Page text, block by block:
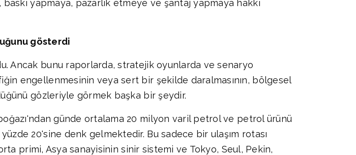
yapmaya, pazarlık etmeye ve şantaj yapmaya hakkı
gösterdi
Ancak bunu raporlarda, stratejik oyunlarda ve senaryo
engellenmesinin veya sert bir şekilde daralmasının, bölgesel
gözleriyle görmek başka bir şeydir.
günde ortalama 20 milyon varil petrol ve petrol ürünü
20'sine denk gelmektedir. Bu sadece bir ulaşım rotası
primi, Asya sanayisinin sinir sistemi ve Tokyo, Seul, Pekin,